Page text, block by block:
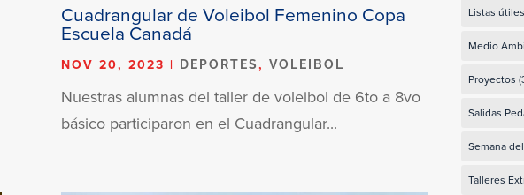
Cuadrangular de Voleibol Femenino Copa
Escuela Canadá
NOV 20, 2023 | DEPORTES, VOLEIBOL
Nuestras alumnas del taller de voleibol de 6to a 8vo
básico participaron en el Cuadrangular...
Listas
Medio
Proyectos
Salidas
Semana
Talleres